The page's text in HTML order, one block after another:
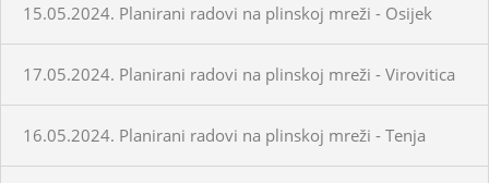
15.05.2024. Planirani radovi na plinskoj mreži - Osijek
17.05.2024. Planirani radovi na plinskoj mreži - Virovitica
16.05.2024. Planirani radovi na plinskoj mreži - Tenja